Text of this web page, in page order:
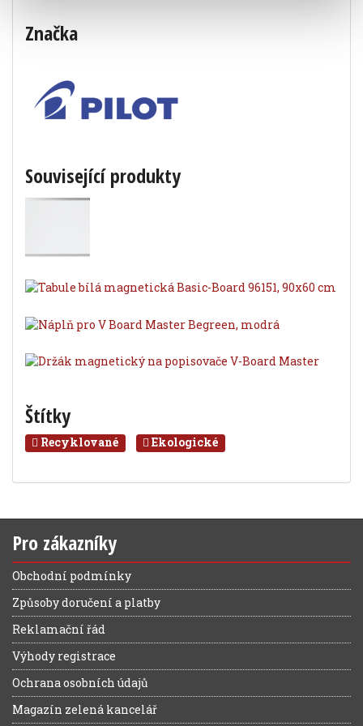
Značka
Související produkty
Štítky
Recyklované Ekologické
Pro zákazníky
Obchodní podmínky
Způsoby doručení a platby
Reklamační řád
Výhody registrace
Ochrana osobních údajů
Magazín zelená kancelář